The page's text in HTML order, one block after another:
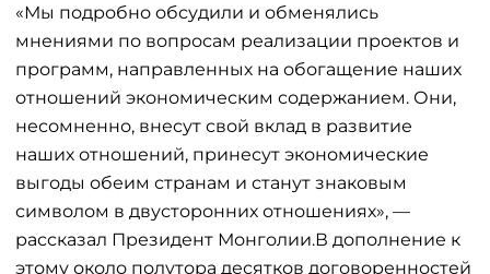
«Мы подробно обсудили и обменялись
мнениями по вопросам реализации проектов и
программ, направленных на обогащение наших
отношений экономическим содержанием. Они,
несомненно, внесут свой вклад в развитие
наших отношений, принесут экономические
выгоды обеим странам и станут знаковым
символом в двусторонних отношениях», —
рассказал Президент Монголии.В дополнение к
этому около полутора десятков договоренностей